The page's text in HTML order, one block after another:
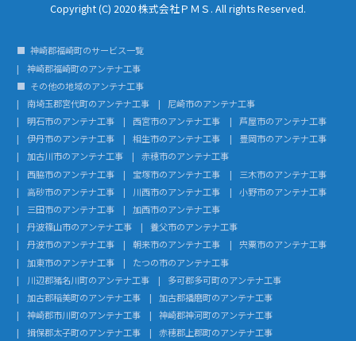
Copyright (C) 2020 株式会社ＰＭＳ. All rights Reserved.
神崎郡福崎町のサービス一覧
神崎郡福崎町のアンテナ工事
その他の地域のアンテナ工事
南埼玉郡宮代町のアンテナ工事
尼崎市のアンテナ工事
明石市のアンテナ工事
西宮市のアンテナ工事
芦屋市のアンテナ工事
伊丹市のアンテナ工事
相生市のアンテナ工事
豊岡市のアンテナ工事
加古川市のアンテナ工事
赤穂市のアンテナ工事
西脇市のアンテナ工事
宝塚市のアンテナ工事
三木市のアンテナ工事
高砂市のアンテナ工事
川西市のアンテナ工事
小野市のアンテナ工事
三田市のアンテナ工事
加西市のアンテナ工事
丹波篠山市のアンテナ工事
養父市のアンテナ工事
丹波市のアンテナ工事
朝来市のアンテナ工事
宍粟市のアンテナ工事
加東市のアンテナ工事
たつの市のアンテナ工事
川辺郡猪名川町のアンテナ工事
多可郡多可町のアンテナ工事
加古郡稲美町のアンテナ工事
加古郡播磨町のアンテナ工事
神崎郡市川町のアンテナ工事
神崎郡神河町のアンテナ工事
揖保郡太子町のアンテナ工事
赤穂郡上郡町のアンテナ工事